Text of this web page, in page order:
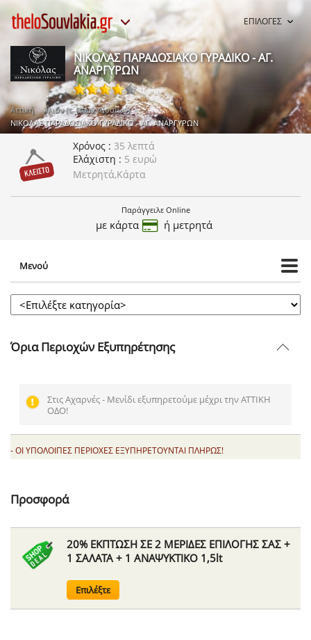
ΕΠΙΛΟΓΕΣ
ΝΙΚΟΛΑΣ ΠΑΡΑΔΟΣΙΑΚΟ ΓΥΡΑΔΙΚΟ - ΑΓ.
ΑΝΑΡΓΥΡΩΝ
41 ψήφοι
Αττική
Ίλιον (τ. Νέων Λιοσίων)
ΝΙΚΟΛΑΣ ΠΑΡΑΔΟΣΙΑΚΟ ΓΥΡΑΔΙΚΟ - ΑΓ. ΑΝΑΡΓΥΡΩΝ
Χρόνος
35 λεπτά
Ελάχιστη
5 ευρώ
Μετρητά,Κάρτα
Παράγγειλε Online
με κάρτα ή μετρητά
Μενού
Όρια Περιοχών Εξυπηρέτησης
Στις Αχαρνές - Μενίδι εξυπηρετούμε μέχρι την ΑΤΤΙΚΗ
ΟΔΟ!
- ΟΙ ΥΠΟΛΟΙΠΕΣ ΠΕΡΙΟΧΕΣ ΕΞΥΠΗΡΕΤΟΥΝΤΑΙ ΠΛΗΡΩΣ!
Προσφορά
20% ΕΚΠΤΩΣΗ ΣΕ 2 ΜΕΡΙΔΕΣ ΕΠΙΛΟΓΗΣ ΣΑΣ +
1 ΣΑΛΑΤΑ + 1 ΑΝΑΨΥΚΤΙΚΟ 1,5lt
Επιλέξτε